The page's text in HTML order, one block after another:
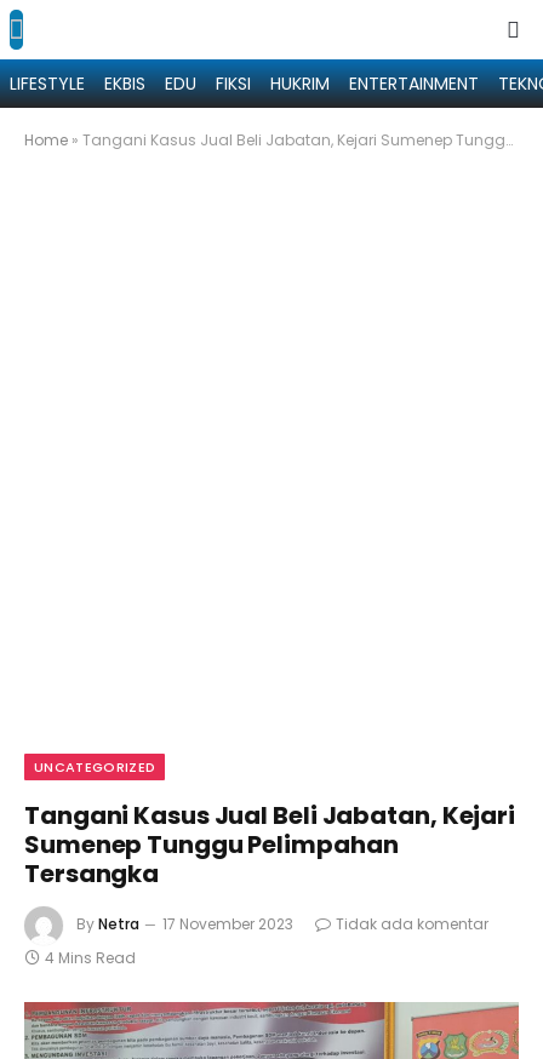
LIFESTYLE EKBIS EDU FIKSI HUKRIM ENTERTAINMENT
Home » Tangani Kasus Jual Beli Jabatan, Kejari Sumenep Tunggu Pelimpahan Tersangka
UNCATEGORIZED
Tangani Kasus Jual Beli Jabatan, Kejari
Sumenep Tunggu Pelimpahan
Tersangka
ByNetra 17 November 2023
Tidak ada komentar
4 Mins Read